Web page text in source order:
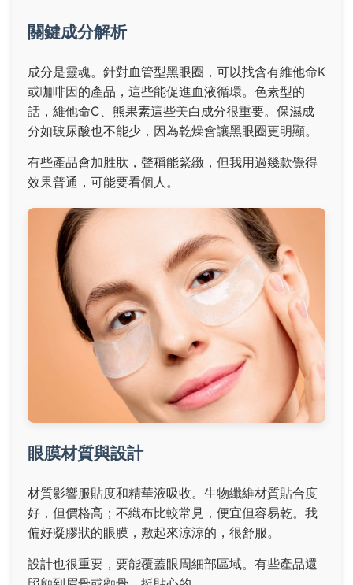
關鍵成分解析
成分是靈魂。針對血管型黑眼圈，可以找含有維他命K
或咖啡因的產品，這些能促進血液循環。色素型的
話，維他命C、熊果素這些美白成分很重要。保濕成
分如玻尿酸也不能少，因為乾燥會讓黑眼圈更明顯。
有些產品會加胜肽，聲稱能緊緻，但我用過幾款覺得
效果普通，可能要看個人。
眼膜材質與設計
材質影響服貼度和精華液吸收。生物纖維材質貼合度
好，但價格高；不織布比較常見，便宜但容易乾。我
偏好凝膠狀的眼膜，敷起來涼涼的，很舒服。
設計也很重要，要能覆蓋眼周細部區域。有些產品還